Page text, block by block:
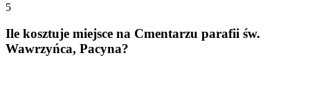
5
Ile kosztuje miejsce na Cmentarzu parafii św.
Wawrzyńca, Pacyna?